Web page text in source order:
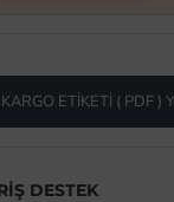
KARGO ETIKETI ( PDF )
DESTEK